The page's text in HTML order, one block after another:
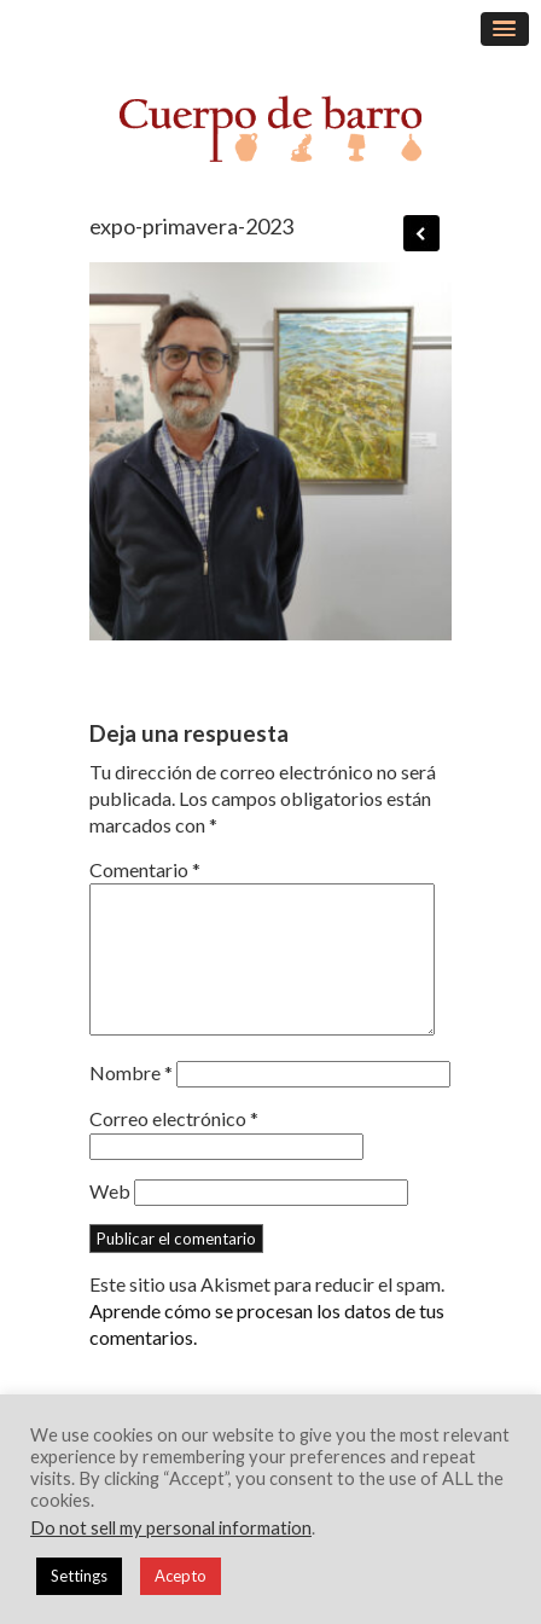
expo-primavera-2023
Deja una respuesta
Tu dirección de correo electrónico no será
publicada. Los campos obligatorios están
marcados con*
Comentario *
Nombre*
Correo electrónico *
Web
Este sitio usa Akismet para reducir el spam.
Aprende cómo se procesan los datos de tus
comentarios.
© 2018 Creative Portfolio Theme. Developed
We use cookies on our website to give you the most relevant
experience by remembering your preferences and repeat
visits. By clicking “Accept”, you consent to the use of ALL the
cookies.
Do not sell my personal information.
Settings Acepto